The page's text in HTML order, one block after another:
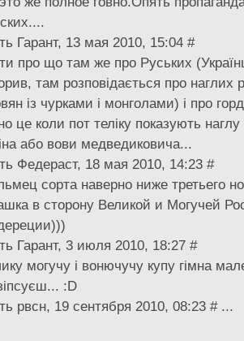
Гарант, 13 мая 2010, 15:04 #
про що там же про Руських
там розповідається про наглих
із чурками і монголами) і про
це коли пот теліку показують
або вови медведиковича...
Федераст, 18 мая 2010, 14:23 #
сорта наверно ниже третьего
в сторону Великой и Могучей
Гарант, 3 июля 2010, 18:27 #
могучу і вонючучу купу гімна
:D
рвсн, 19 сентября 2010, 08:23 # ...